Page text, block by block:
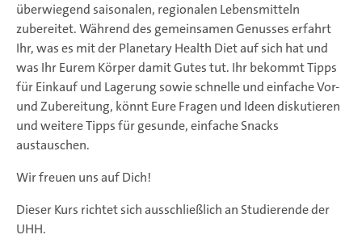
überwiegend saisonalen, regionalen Lebensmitteln
zubereitet. Während des gemeinsamen Genusses erfahrt
Ihr, was es mit der Planetary Health Diet auf sich hat und
was Ihr Eurem Körper damit Gutes tut. Ihr bekommt Tipps
für Einkauf und Lagerung sowie schnelle und einfache Vor-
und Zubereitung, könnt Eure Fragen und Ideen diskutieren
und weitere Tipps für gesunde, einfache Snacks
austauschen.
Wir freuen uns auf Dich!
Dieser Kurs richtet sich ausschließlich an Studierende der
UHH.